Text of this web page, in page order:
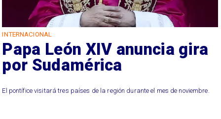
INTERNACIONAL
Papa León XIV anuncia gira
por Sudamérica
El pontífice visitará tres países de la región durante el mes de noviembre.